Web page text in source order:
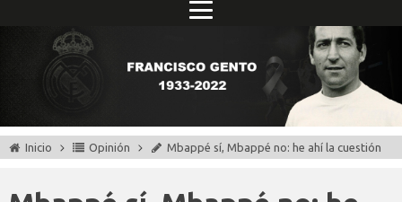
Inicio Opinión Mbappé sí, Mbappé no: he ahí la cuestión